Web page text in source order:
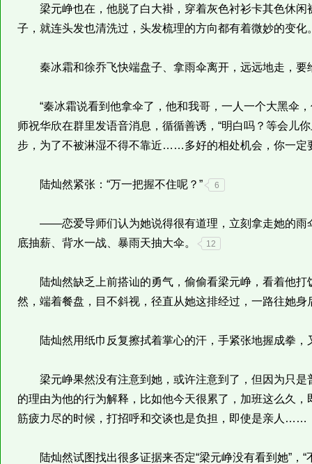
梁元峥也在，他脱了白大褂，穿着灰色衬衫卡其色休闲
子，就连头发也清洗过，头发梳理的方向都有着微妙的变化
秦冰霜和徐乔飞快端盘子、拿雨伞离开，远远地走，要
“秦冰霜说看到他拿伞了，他和我哥，一人一个大黑伞，
师祝华欣在群里发语音消息，循循善诱，“明白吗？等会儿
步，为了不被淋湿不得不靠近……多好的相处机会，你一定
陆灿然紧张：“万一把握不住呢？” 6
——恋爱导师们认为她说得很有道理，立刻拿走她的雨
底抽薪、背水一战、暴雨天抽大伞。
12
陆灿然缺乏上前搭讪的勇气，偷偷看梁元峥，看着他打
然，端着餐盘，目不斜视，径直从她这排经过，一路往她身
陆灿然用纸巾反复擦拭着掌心的汗，手紧张地握成拳，
梁元峥果然没有注意到她，或许注意到了，但因为只是
的理由为他的行为解释，比如他今天很累了，加班这么久
筋疲力尽的时候，打招呼和交谈也是负担，即使是亲人……
陆灿然试图找出很多证据来否定“梁元峥没有看到她”，“